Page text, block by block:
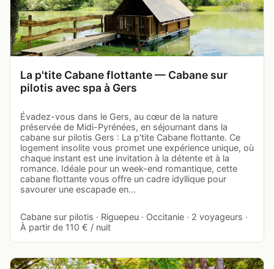
La p'tite Cabane flottante — Cabane sur
pilotis avec spa à Gers
Évadez-vous dans le Gers, au cœur de la nature
préservée de Midi-Pyrénées, en séjournant dans la
cabane sur pilotis Gers : La p'tite Cabane flottante. Ce
logement insolite vous promet une expérience unique, où
chaque instant est une invitation à la détente et à la
romance. Idéale pour un week-end romantique, cette
cabane flottante vous offre un cadre idyllique pour
savourer une escapade en…
Cabane sur pilotis · Riguepeu · Occitanie · 2 voyageurs ·
À partir de 110 € / nuit